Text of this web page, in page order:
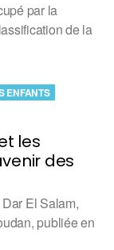
par la
de la
les
des
ENFANTS
El Salam,
publiée en